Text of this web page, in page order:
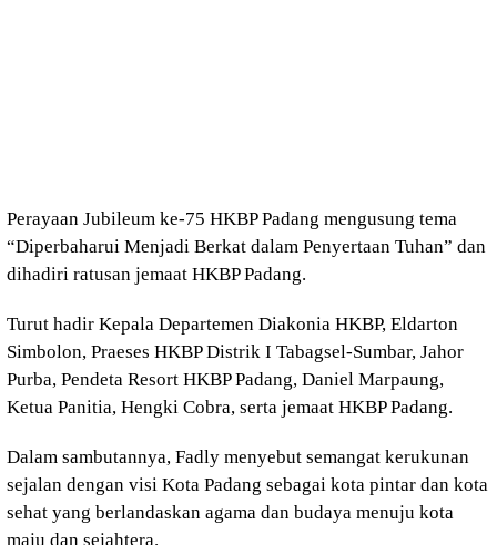
Perayaan Jubileum ke-75 HKBP Padang mengusung tema
“Diperbaharui Menjadi Berkat dalam Penyertaan Tuhan” dan
dihadiri ratusan jemaat HKBP Padang.
Turut hadir Kepala Departemen Diakonia HKBP, Eldarton
Simbolon, Praeses HKBP Distrik I Tabagsel-Sumbar, Jahor
Purba, Pendeta Resort HKBP Padang, Daniel Marpaung,
Ketua Panitia, Hengki Cobra, serta jemaat HKBP Padang.
Dalam sambutannya, Fadly menyebut semangat kerukunan
sejalan dengan visi Kota Padang sebagai kota pintar dan kota
sehat yang berlandaskan agama dan budaya menuju kota
maju dan sejahtera.